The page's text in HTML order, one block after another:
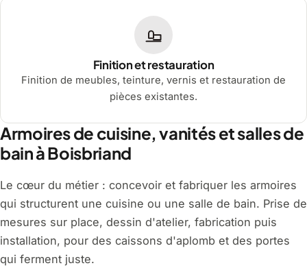
Finition et restauration
Finition de meubles, teinture, vernis et restauration de
pièces existantes.
Armoires de cuisine, vanités et salles de
bain à Boisbriand
Le cœur du métier : concevoir et fabriquer les armoires
qui structurent une cuisine ou une salle de bain. Prise de
mesures sur place, dessin d'atelier, fabrication puis
installation, pour des caissons d'aplomb et des portes
qui ferment juste.